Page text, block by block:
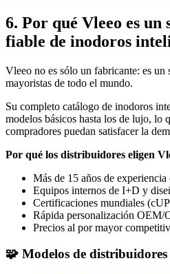
6. Por qué Vleeo es
fiable de inodoros
Vleeo no es sólo un fabricante: es un
mayoristas de todo el mundo.
Su completo catálogo de inodoros
modelos básicos hasta los de lujo, lo
compradores puedan satisfacer la
Por qué los distribuidores eligen
Más de 15 años de experiencia
Equipos internos de I+D y
Certificaciones mundiales
Rápida personalización OEM/
Precios al por mayor
🧩 Modelos de distribuidores